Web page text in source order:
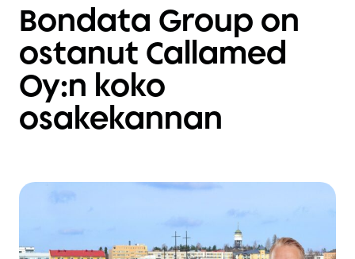
Bondata Group on
ostanut Callamed
Oy:n koko
osakekannan